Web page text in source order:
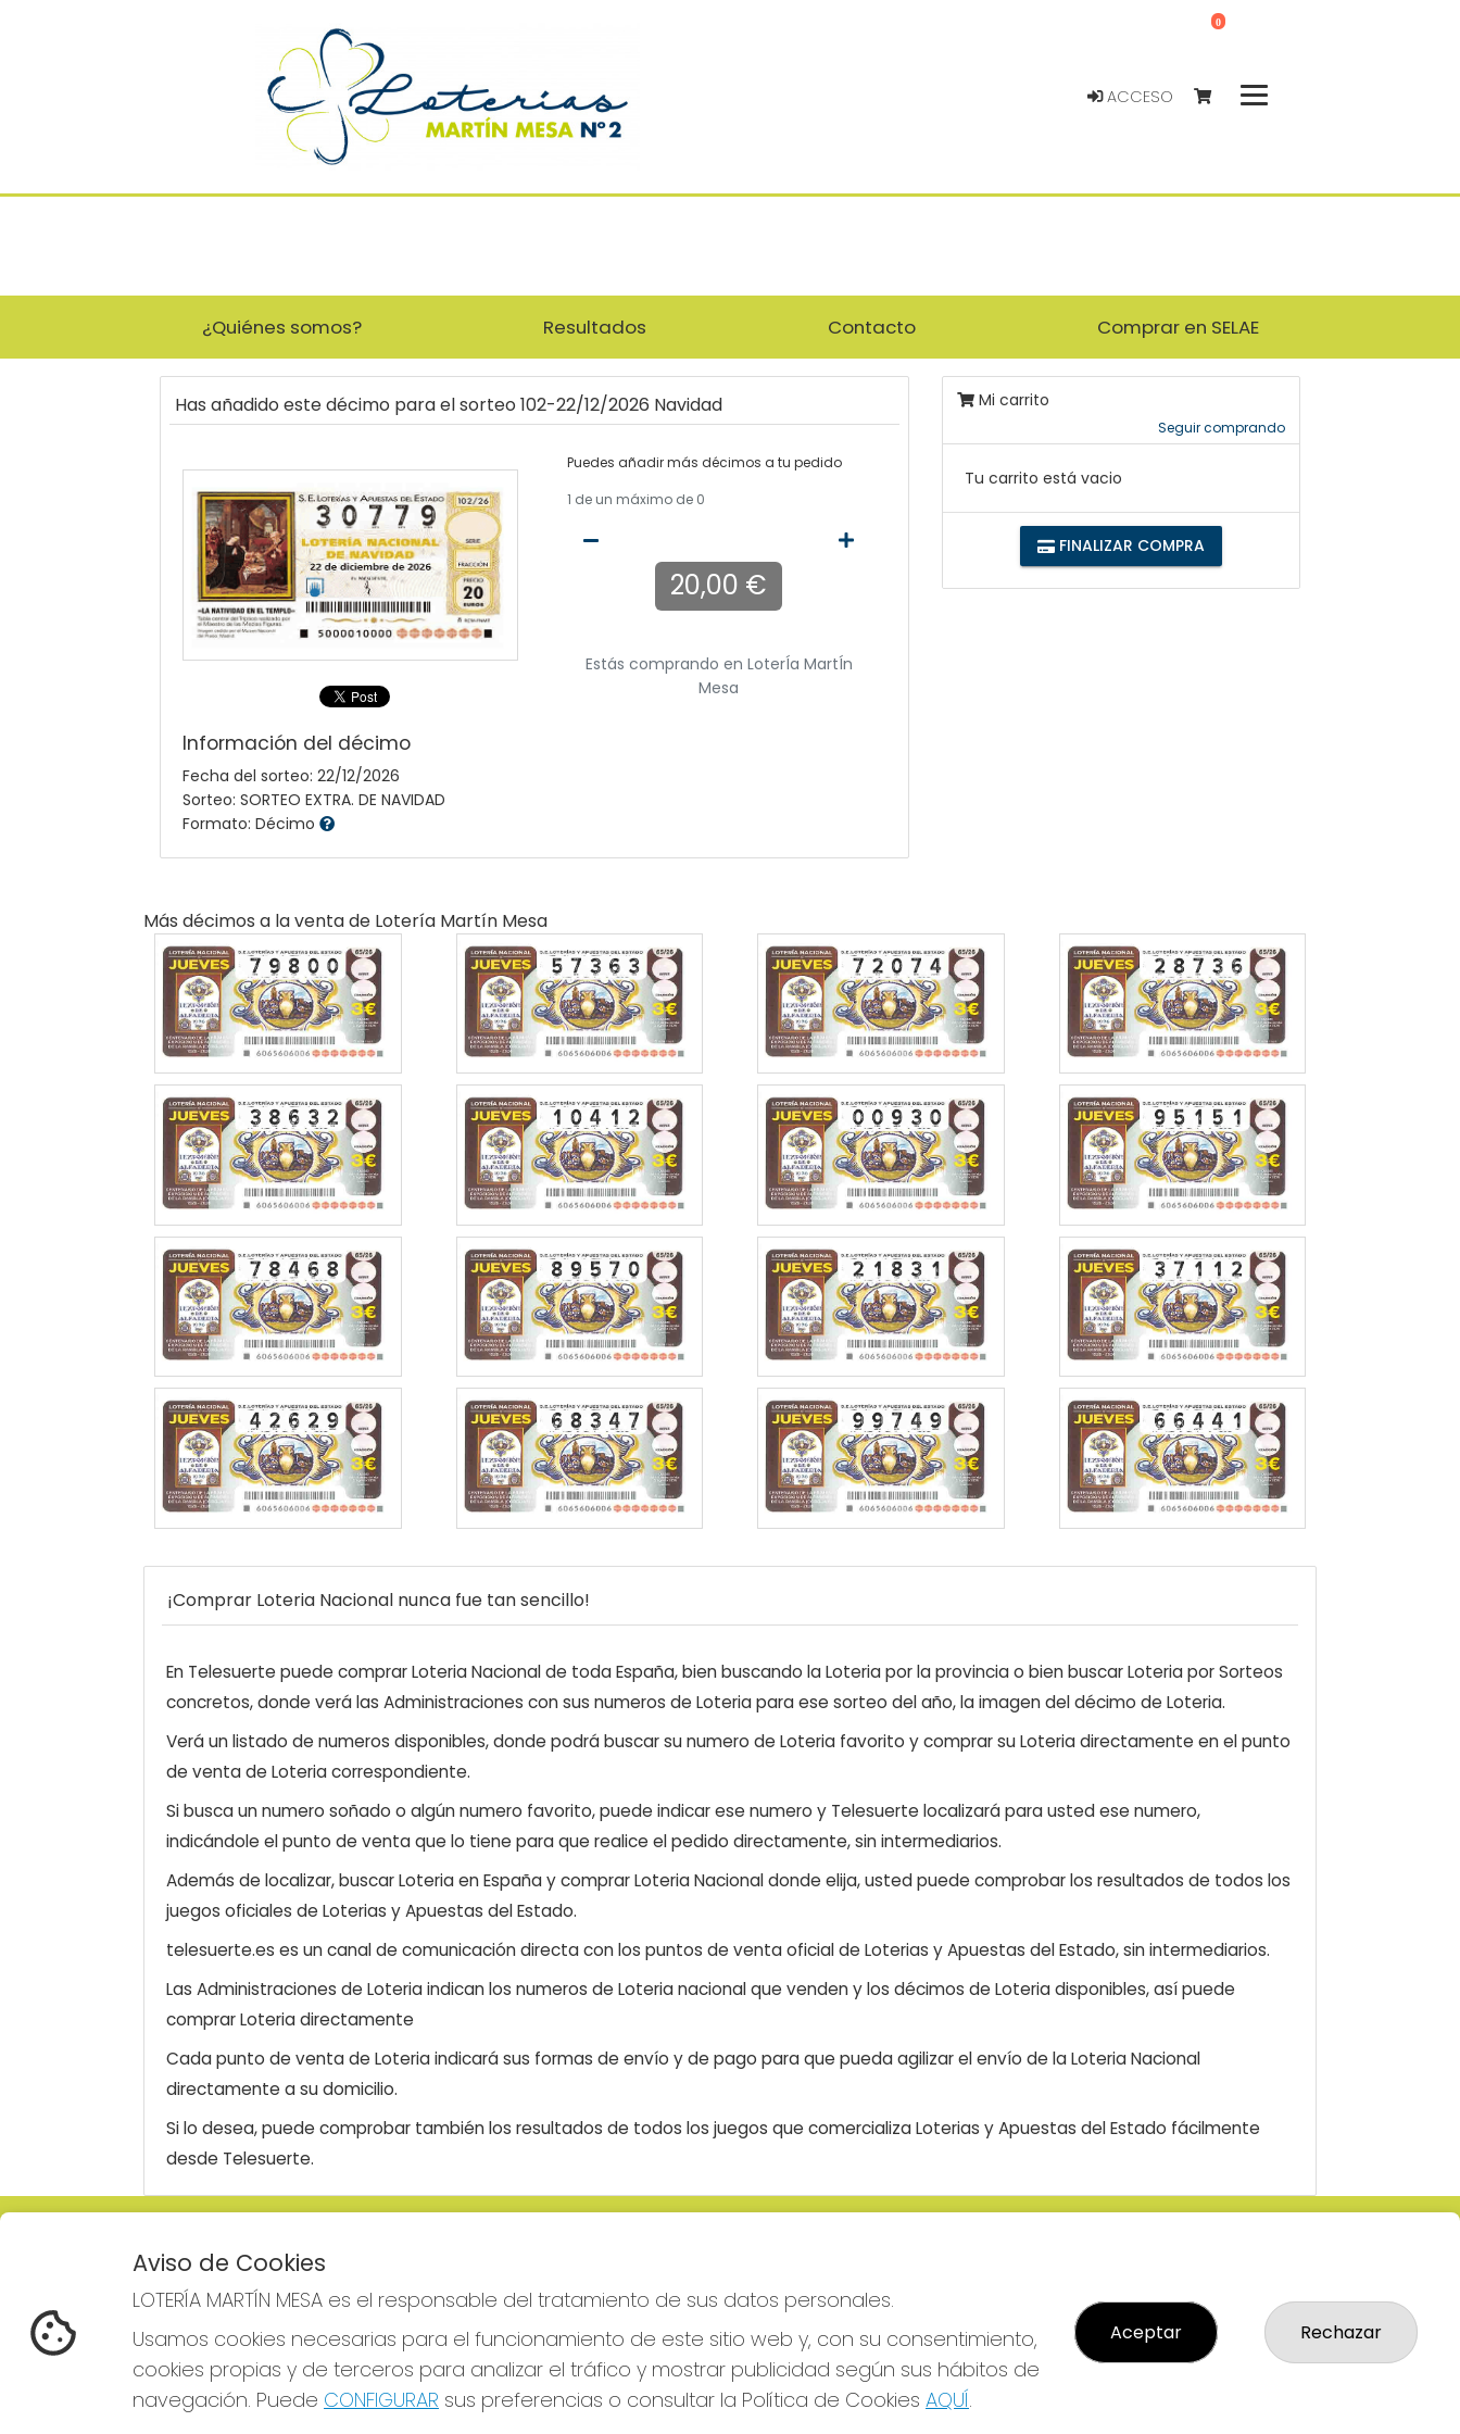
ACCESO
0
¿Quiénes somos? Resultados Contacto Comprar en SELAE
Has añadido este décimo para el sorteo 102-22/12/2026 Navidad
Información del décimo
Fecha del sorteo: 22/12/2026
Sorteo: SORTEO EXTRA. DE NAVIDAD
Formato: Décimo
Puedes añadir más décimos a tu pedido
1 de un máximo de 0
20,00 €
Estás comprando en LoterÍa MartÍn
Mesa
Mi carrito
Seguir comprando
Tu carrito está vacio
FINALIZAR COMPRA
Más décimos a la venta de Lotería Martín Mesa
¡Comprar Loteria Nacional nunca fue tan sencillo!
En Telesuerte puede comprar Loteria Nacional de toda España, bien buscando la Loteria por la provincia o bien buscar Loteria por Sorteos
concretos, donde verá las Administraciones con sus numeros de Loteria para ese sorteo del año, la imagen del décimo de Loteria.
Verá un listado de numeros disponibles, donde podrá buscar su numero de Loteria favorito y comprar su Loteria directamente en el punto
de venta de Loteria correspondiente.
Si busca un numero soñado o algún numero favorito, puede indicar ese numero y Telesuerte localizará para usted ese numero,
indicándole el punto de venta que lo tiene para que realice el pedido directamente, sin intermediarios.
Además de localizar, buscar Loteria en España y comprar Loteria Nacional donde elija, usted puede comprobar los resultados de todos los
juegos oficiales de Loterias y Apuestas del Estado.
telesuerte.es es un canal de comunicación directa con los puntos de venta oficial de Loterias y Apuestas del Estado, sin intermediarios.
Las Administraciones de Loteria indican los numeros de Loteria nacional que venden y los décimos de Loteria disponibles, así puede
comprar Loteria directamente
Cada punto de venta de Loteria indicará sus formas de envío y de pago para que pueda agilizar el envío de la Loteria Nacional
directamente a su domicilio.
Si lo desea, puede comprobar también los resultados de todos los juegos que comercializa Loterias y Apuestas del Estado fácilmente
desde Telesuerte.
LOTERÍA MARTÍN MESA
¿Quiénes somos?
Comprar lotería
Resultados
Empresas
Comprar en SELAE
Boletos digitales
ADMINISTRACION DE LOTERIAS: 2-
CIUDAD RODRIGO - RECEPTOR
923482019
web@admon2martinmesa.es
CARDENAL TAVERA, 5
Política de Privacidad
Política de Cookies
Condiciones de Compra
Aviso de Cookies
LOTERÍA MARTÍN MESA es el responsable del tratamiento de sus datos personales.
Usamos cookies necesarias para el funcionamiento de este sitio web y, con su consentimiento,
cookies propias y de terceros para analizar el tráfico y mostrar publicidad según sus hábitos de
navegación. Puede CONFIGURAR sus preferencias o consultar la Política de Cookies AQUÍ.
Aceptar Rechazar